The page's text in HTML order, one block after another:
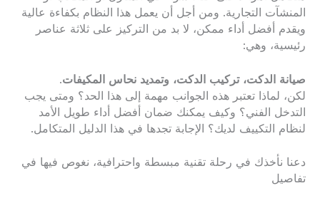
المنشآت التجارية. ومن أجل أن يعمل هذا النظام بكفاءة عالية
ويقدم أفضل أداء ممكن، لا بد من التركيز على ثلاثة عناصر
رئيسية، وهي:
صيانة الدكت، تركيب الدكت، وتمديد نحاس المكيفات.
لكن، لماذا تعتبر هذه الجوانب مهمة إلى هذا الحد؟ ومتى يجب
التدخل الفني؟ وكيف يمكنك ضمان أفضل أداء طويل الأمد
لنظام التكييف لديك؟ الإجابة تجدها في هذا الدليل المتكامل.
دعنا نأخذك في رحلة تقنية مبسطة واحترافية، نغوص فيها في
تفاصيل